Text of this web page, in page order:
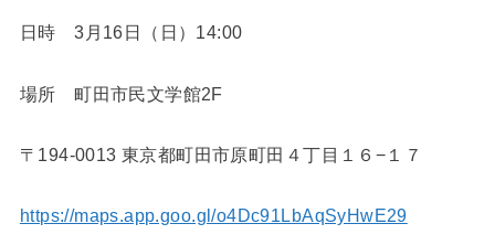
日時 3月16日（日）14:00
場所 町田市民文学館2F
〒194-0013 東京都町田市原町田４丁目１６−１７
https://maps.app.goo.gl/o4Dc91LbAqSyHwE29